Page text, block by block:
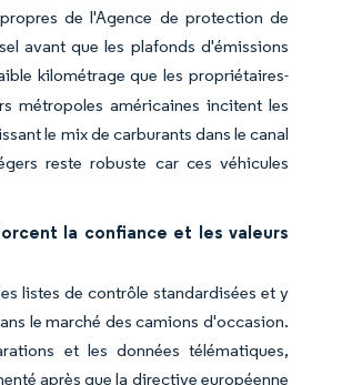
de l'Agence de protection de
avant que les plafonds d'émissions
kilométrage que les propriétaires-
métropoles américaines incitent les
le mix de carburants dans le canal
reste robuste car ces véhicules
la confiance et les valeurs
listes de contrôle standardisées et y
le marché des camions d'occasion.
et les données télématiques,
après que la directive européenne